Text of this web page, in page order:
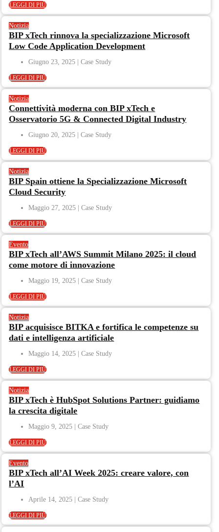
LEGGI DI PIÙ
Notizia
BIP xTech rinnova la specializzazione Microsoft
Low Code Application Development
Giugno 23, 2025
LEGGI DI PIÙ
Notizia
Connettività moderna con BIP xTech e
Osservatorio 5G & Connected Digital Industry
Giugno 20, 2025
LEGGI DI PIÙ
Notizia
BIP Spain ottiene la Specializzazione Microsoft
Cloud Security
Maggio 27, 2025
LEGGI DI PIÙ
Evento
BIP xTech all’AWS Summit Milano 2025: il cloud
come motore di innovazione
Maggio 19, 2025
LEGGI DI PIÙ
Notizia
BIP acquisisce BITKA e fortifica le competenze su
dati e intelligenza artificiale
Maggio 14, 2025
LEGGI DI PIÙ
Notizia
BIP xTech è HubSpot Solutions Partner: guidiamo
la crescita digitale
Maggio 9, 2025
LEGGI DI PIÙ
Evento
BIP xTech all’AI Week 2025: creare valore, con
l’AI
Aprile 14, 2025
LEGGI DI PIÙ